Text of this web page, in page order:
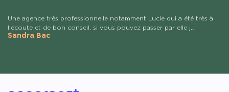
Une agence très professionnelle notamment Lucie qui a été très à
l'écoute et de bon conseil, si vous pouvez passer par elle j…
Sandra Bac